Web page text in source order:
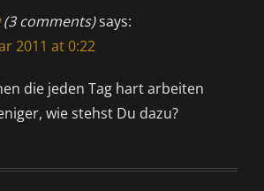
(3 comments)says:
2011 at 0:22
die jeden Tag hart arbeiten
wie stehst Du dazu?